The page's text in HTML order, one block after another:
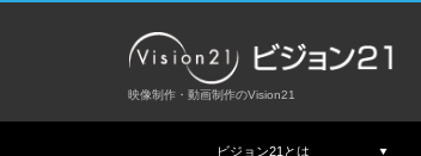
映像制作・動画制作のVision21
ビジョン21とは